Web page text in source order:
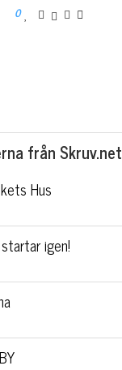
0
från Skruv.net
Hus
igen!